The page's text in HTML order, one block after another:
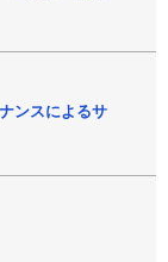
ンスによるサ